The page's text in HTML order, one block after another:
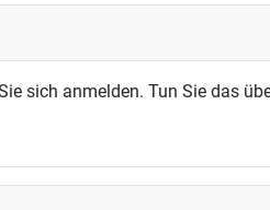
sich anmelden. Tun Sie das